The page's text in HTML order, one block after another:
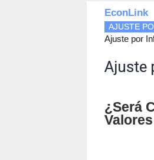
EconLink
AJUSTE
Ajuste por
Ajuste
¿Será